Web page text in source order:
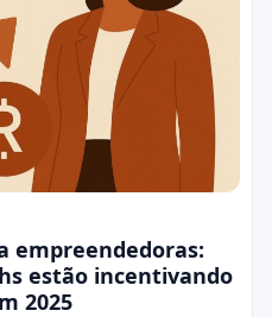
empreendedoras:
estão incentivando
2025